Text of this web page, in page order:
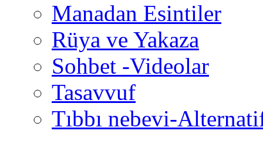
Manadan Esintiler
Rüya ve Yakaza
Sohbet -Videolar
Tasavvuf
Tıbbı nebevi-